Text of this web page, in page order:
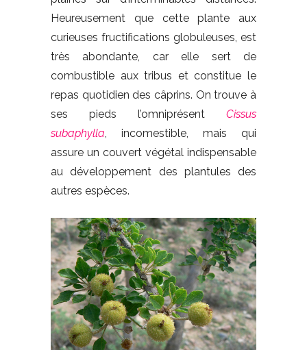
Heureusement que cette plante aux
curieuses fructifications globuleuses, est
très abondante, car elle sert de
combustible aux tribus et constitue le
repas quotidien des câprins. On trouve à
ses pieds l’omniprésent Cissus
subaphylla , incomestible, mais qui
assure un couvert végétal indispensable
au développement des plantules des
autres espèces.